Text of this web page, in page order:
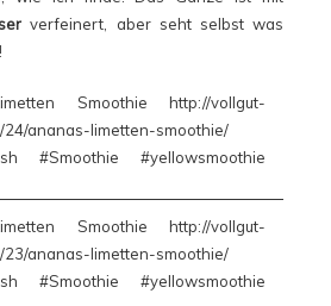
verfeinert, aber seht selbst was